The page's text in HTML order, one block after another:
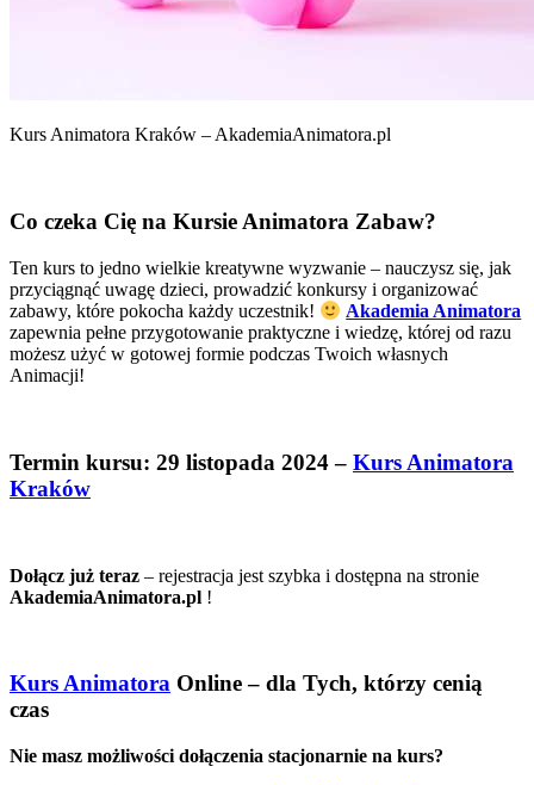
Kurs Animatora Kraków – AkademiaAnimatora.pl
Co czeka Cię na Kursie Animatora Zabaw?
Ten kurs to jedno wielkie kreatywne wyzwanie – nauczysz się, jak
przyciągnąć uwagę dzieci, prowadzić konkursy i organizować
zabawy, które pokocha każdy uczestnik!
Akademia Animatora
zapewnia pełne przygotowanie praktyczne i wiedzę, której od razu
możesz użyć w gotowej formie podczas Twoich własnych
Animacji!
Termin kursu: 29 listopada 2024 – Kurs Animatora
Kraków
Dołącz już teraz – rejestracja jest szybka i dostępna na stronie
AkademiaAnimatora.pl !
Kurs Animatora Online – dla Tych, którzy cenią
czas
Nie masz możliwości dołączenia stacjonarnie na kurs?